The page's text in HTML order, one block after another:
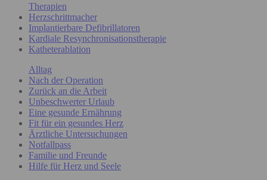
Therapien
Herzschrittmacher
Implantierbare Defibrillatoren
Kardiale Resynchronisationstherapie
Katheterablation
Alltag
Nach der Operation
Zurück an die Arbeit
Unbeschwerter Urlaub
Eine gesunde Ernährung
Fit für ein gesundes Herz
Ärztliche Untersuchungen
Notfallpass
Familie und Freunde
Hilfe für Herz und Seele